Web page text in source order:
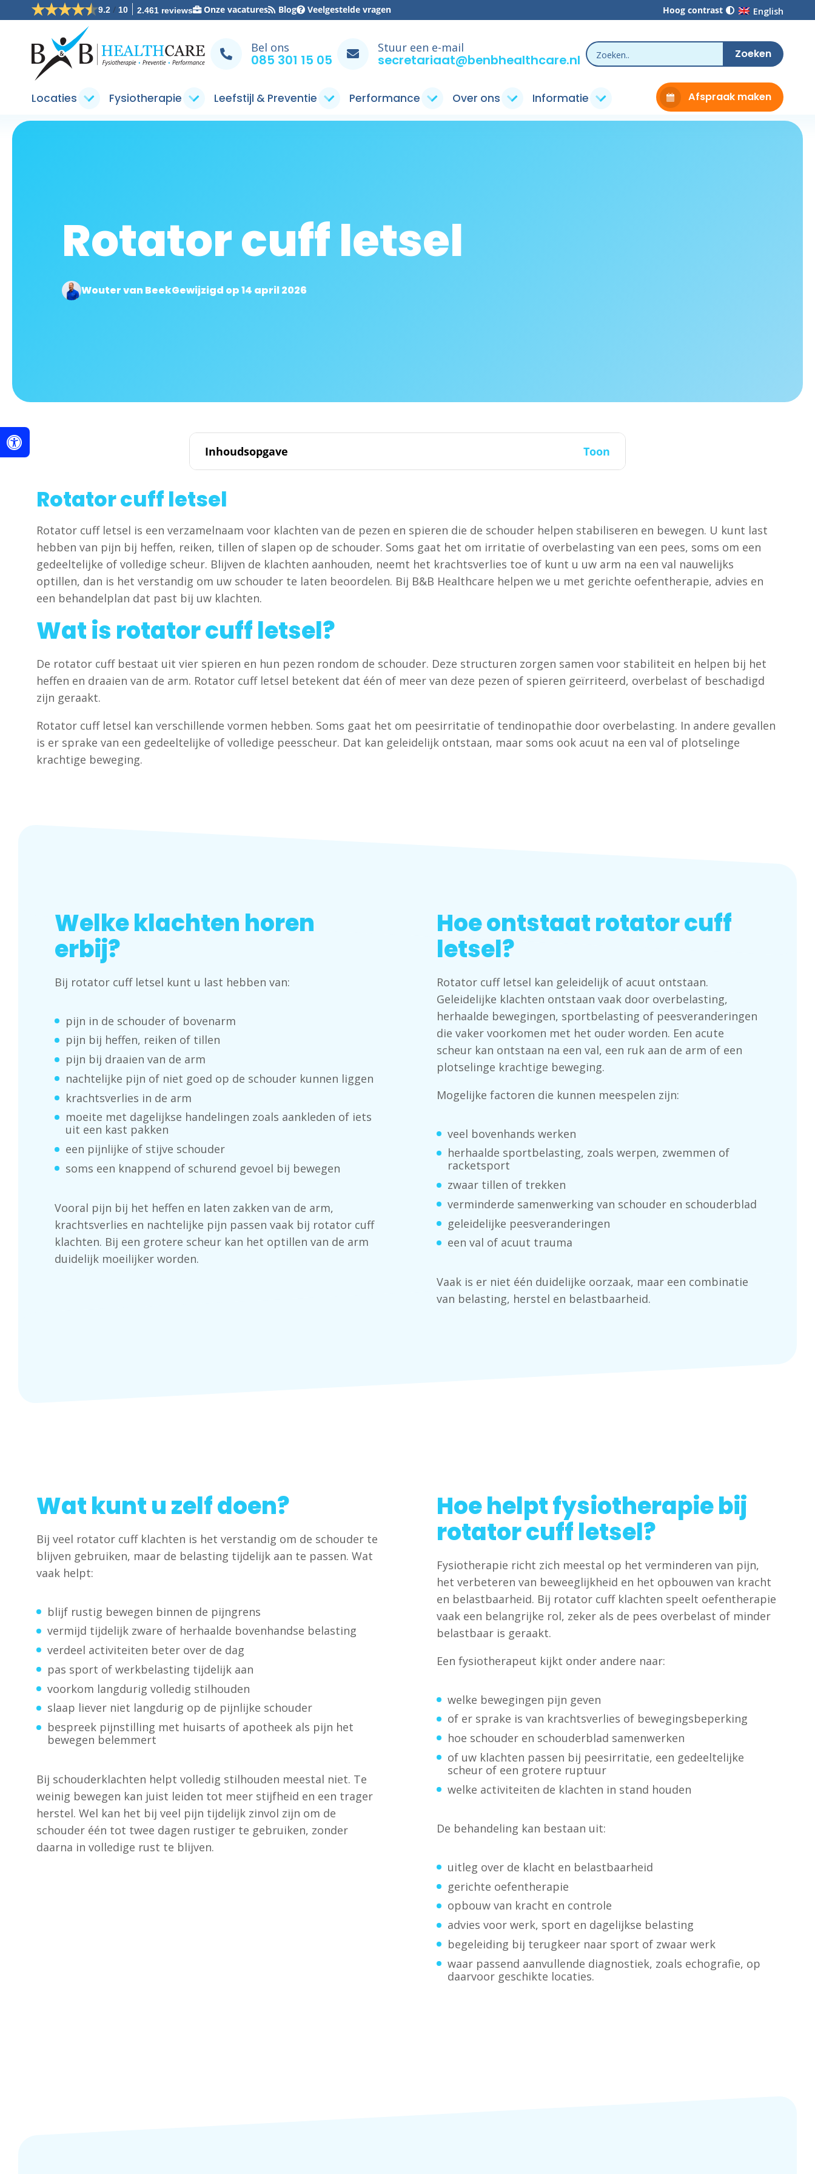
9.2 / 10 2.461 reviews Onze vacatures Blog Veelgestelde vragen Hoog contrast English
Bel ons
085 301 15 05
Stuur een e-mail
secretariaat@benbhealthcare.nl
Locaties Fysiotherapie Leefstijl & Preventie Performance Over ons Informatie Afspraak maken
Rotator cuff letsel
Wouter van BeekGewijzigd op 14 april 2026
Inhoudsopgave Toon
Rotator cuff letsel
Rotator cuff letsel is een verzamelnaam voor klachten van de pezen en spieren die de schouder helpen stabiliseren en bewegen. U kunt last
hebben van pijn bij heffen, reiken, tillen of slapen op de schouder. Soms gaat het om irritatie of overbelasting van een pees, soms om een
gedeeltelijke of volledige scheur. Blijven de klachten aanhouden, neemt het krachtsverlies toe of kunt u uw arm na een val nauwelijks
optillen, dan is het verstandig om uw schouder te laten beoordelen. Bij B&B Healthcare helpen we u met gerichte oefentherapie, advies en
een behandelplan dat past bij uw klachten.
Wat is rotator cuff letsel?
De rotator cuff bestaat uit vier spieren en hun pezen rondom de schouder. Deze structuren zorgen samen voor stabiliteit en helpen bij het
heffen en draaien van de arm. Rotator cuff letsel betekent dat één of meer van deze pezen of spieren geïrriteerd, overbelast of beschadigd
zijn geraakt.
Rotator cuff letsel kan verschillende vormen hebben. Soms gaat het om peesirritatie of tendinopathie door overbelasting. In andere gevallen
is er sprake van een gedeeltelijke of volledige peesscheur. Dat kan geleidelijk ontstaan, maar soms ook acuut na een val of plotselinge
krachtige beweging.
Welke klachten horen
erbij?
Bij rotator cuff letsel kunt u last hebben van:
pijn in de schouder of bovenarm
pijn bij heffen, reiken of tillen
pijn bij draaien van de arm
nachtelijke pijn of niet goed op de schouder kunnen liggen
krachtsverlies in de arm
moeite met dagelijkse handelingen zoals aankleden of iets
uit een kast pakken
een pijnlijke of stijve schouder
soms een knappend of schurend gevoel bij bewegen
Vooral pijn bij het heffen en laten zakken van de arm,
krachtsverlies en nachtelijke pijn passen vaak bij rotator cuff
klachten. Bij een grotere scheur kan het optillen van de arm
duidelijk moeilijker worden.
Hoe ontstaat rotator cuff
letsel?
Rotator cuff letsel kan geleidelijk of acuut ontstaan.
Geleidelijke klachten ontstaan vaak door overbelasting,
herhaalde bewegingen, sportbelasting of peesveranderingen
die vaker voorkomen met het ouder worden. Een acute
scheur kan ontstaan na een val, een ruk aan de arm of een
plotselinge krachtige beweging.
Mogelijke factoren die kunnen meespelen zijn:
veel bovenhands werken
herhaalde sportbelasting, zoals werpen, zwemmen of
racketsport
zwaar tillen of trekken
verminderde samenwerking van schouder en schouderblad
geleidelijke peesveranderingen
een val of acuut trauma
Vaak is er niet één duidelijke oorzaak, maar een combinatie
van belasting, herstel en belastbaarheid.
Wat kunt u zelf doen?
Bij veel rotator cuff klachten is het verstandig om de schouder te
blijven gebruiken, maar de belasting tijdelijk aan te passen. Wat
vaak helpt:
blijf rustig bewegen binnen de pijngrens
vermijd tijdelijk zware of herhaalde bovenhandse belasting
verdeel activiteiten beter over de dag
pas sport of werkbelasting tijdelijk aan
voorkom langdurig volledig stilhouden
slaap liever niet langdurig op de pijnlijke schouder
bespreek pijnstilling met huisarts of apotheek als pijn het
bewegen belemmert
Bij schouderklachten helpt volledig stilhouden meestal niet. Te
weinig bewegen kan juist leiden tot meer stijfheid en een trager
herstel. Wel kan het bij veel pijn tijdelijk zinvol zijn om de
schouder één tot twee dagen rustiger te gebruiken, zonder
daarna in volledige rust te blijven.
Hoe helpt fysiotherapie bij
rotator cuff letsel?
Fysiotherapie richt zich meestal op het verminderen van pijn,
het verbeteren van beweeglijkheid en het opbouwen van kracht
en belastbaarheid. Bij rotator cuff klachten speelt oefentherapie
vaak een belangrijke rol, zeker als de pees overbelast of minder
belastbaar is geraakt.
Een fysiotherapeut kijkt onder andere naar:
welke bewegingen pijn geven
of er sprake is van krachtsverlies of bewegingsbeperking
hoe schouder en schouderblad samenwerken
of uw klachten passen bij peesirritatie, een gedeeltelijke
scheur of een grotere ruptuur
welke activiteiten de klachten in stand houden
De behandeling kan bestaan uit:
uitleg over de klacht en belastbaarheid
gerichte oefentherapie
opbouw van kracht en controle
advies voor werk, sport en dagelijkse belasting
begeleiding bij terugkeer naar sport of zwaar werk
waar passend aanvullende diagnostiek, zoals echografie, op
daarvoor geschikte locaties.